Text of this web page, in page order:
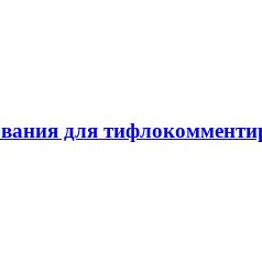
для